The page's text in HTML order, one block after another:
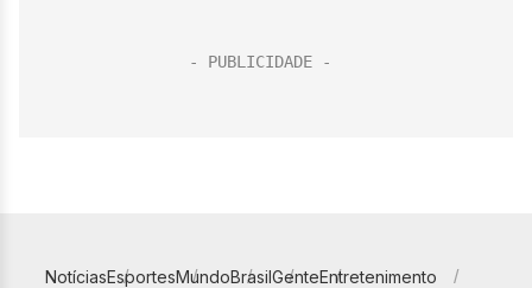
NotíciasEsportesMundoBrasilGenteEntretenimento